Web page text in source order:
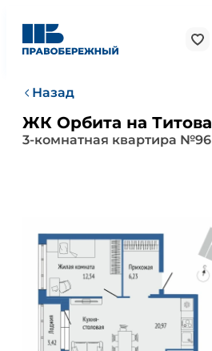
Назад
ЖК Орбита на Титова
3-комнатная квартира №96